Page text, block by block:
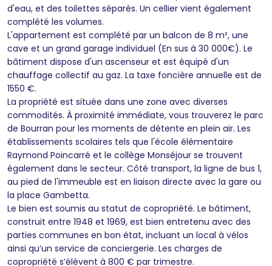
d'eau, et des toilettes séparés. Un cellier vient également
complété les volumes.
L'appartement est complété par un balcon de 8 m², une
cave et un grand garage individuel (En sus à 30 000€). Le
bâtiment dispose d'un ascenseur et est équipé d'un
chauffage collectif au gaz. La taxe foncière annuelle est de
1550 €.
La propriété est située dans une zone avec diverses
commodités. À proximité immédiate, vous trouverez le parc
de Bourran pour les moments de détente en plein air. Les
établissements scolaires tels que l'école élémentaire
Raymond Poincarré et le collège Monséjour se trouvent
également dans le secteur. Côté transport, la ligne de bus 1,
au pied de l'immeuble est en liaison directe avec la gare ou
la place Gambetta.
Le bien est soumis au statut de copropriété. Le bâtiment,
construit entre 1948 et 1969, est bien entretenu avec des
parties communes en bon état, incluant un local à vélos
ainsi qu’un service de conciergerie. Les charges de
copropriété s’élèvent à 800 € par trimestre.